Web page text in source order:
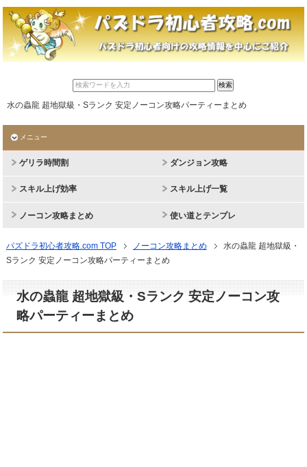
水の蟲龍 超地獄級・Sランク 安定ノーコン攻略パーティーまとめ
メニュー
ゲリラ時間割 ダンジョン攻略
スキル上げ効率 スキル上げ一覧
ノーコン攻略まとめ 使い道とテンプレ
パズドラ初心者攻略.com TOP ノーコン攻略まとめ
水の蟲龍 超地獄級・
Sランク 安定ノーコン攻略パーティーまとめ
水の蟲龍 超地獄級・Sランク 安定ノーコン攻
略パーティーまとめ